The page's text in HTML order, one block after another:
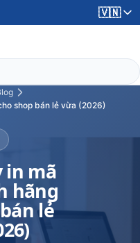
🇻🇳
shop bán lẻ vừa (2026)
in mã
hãng
lẻ